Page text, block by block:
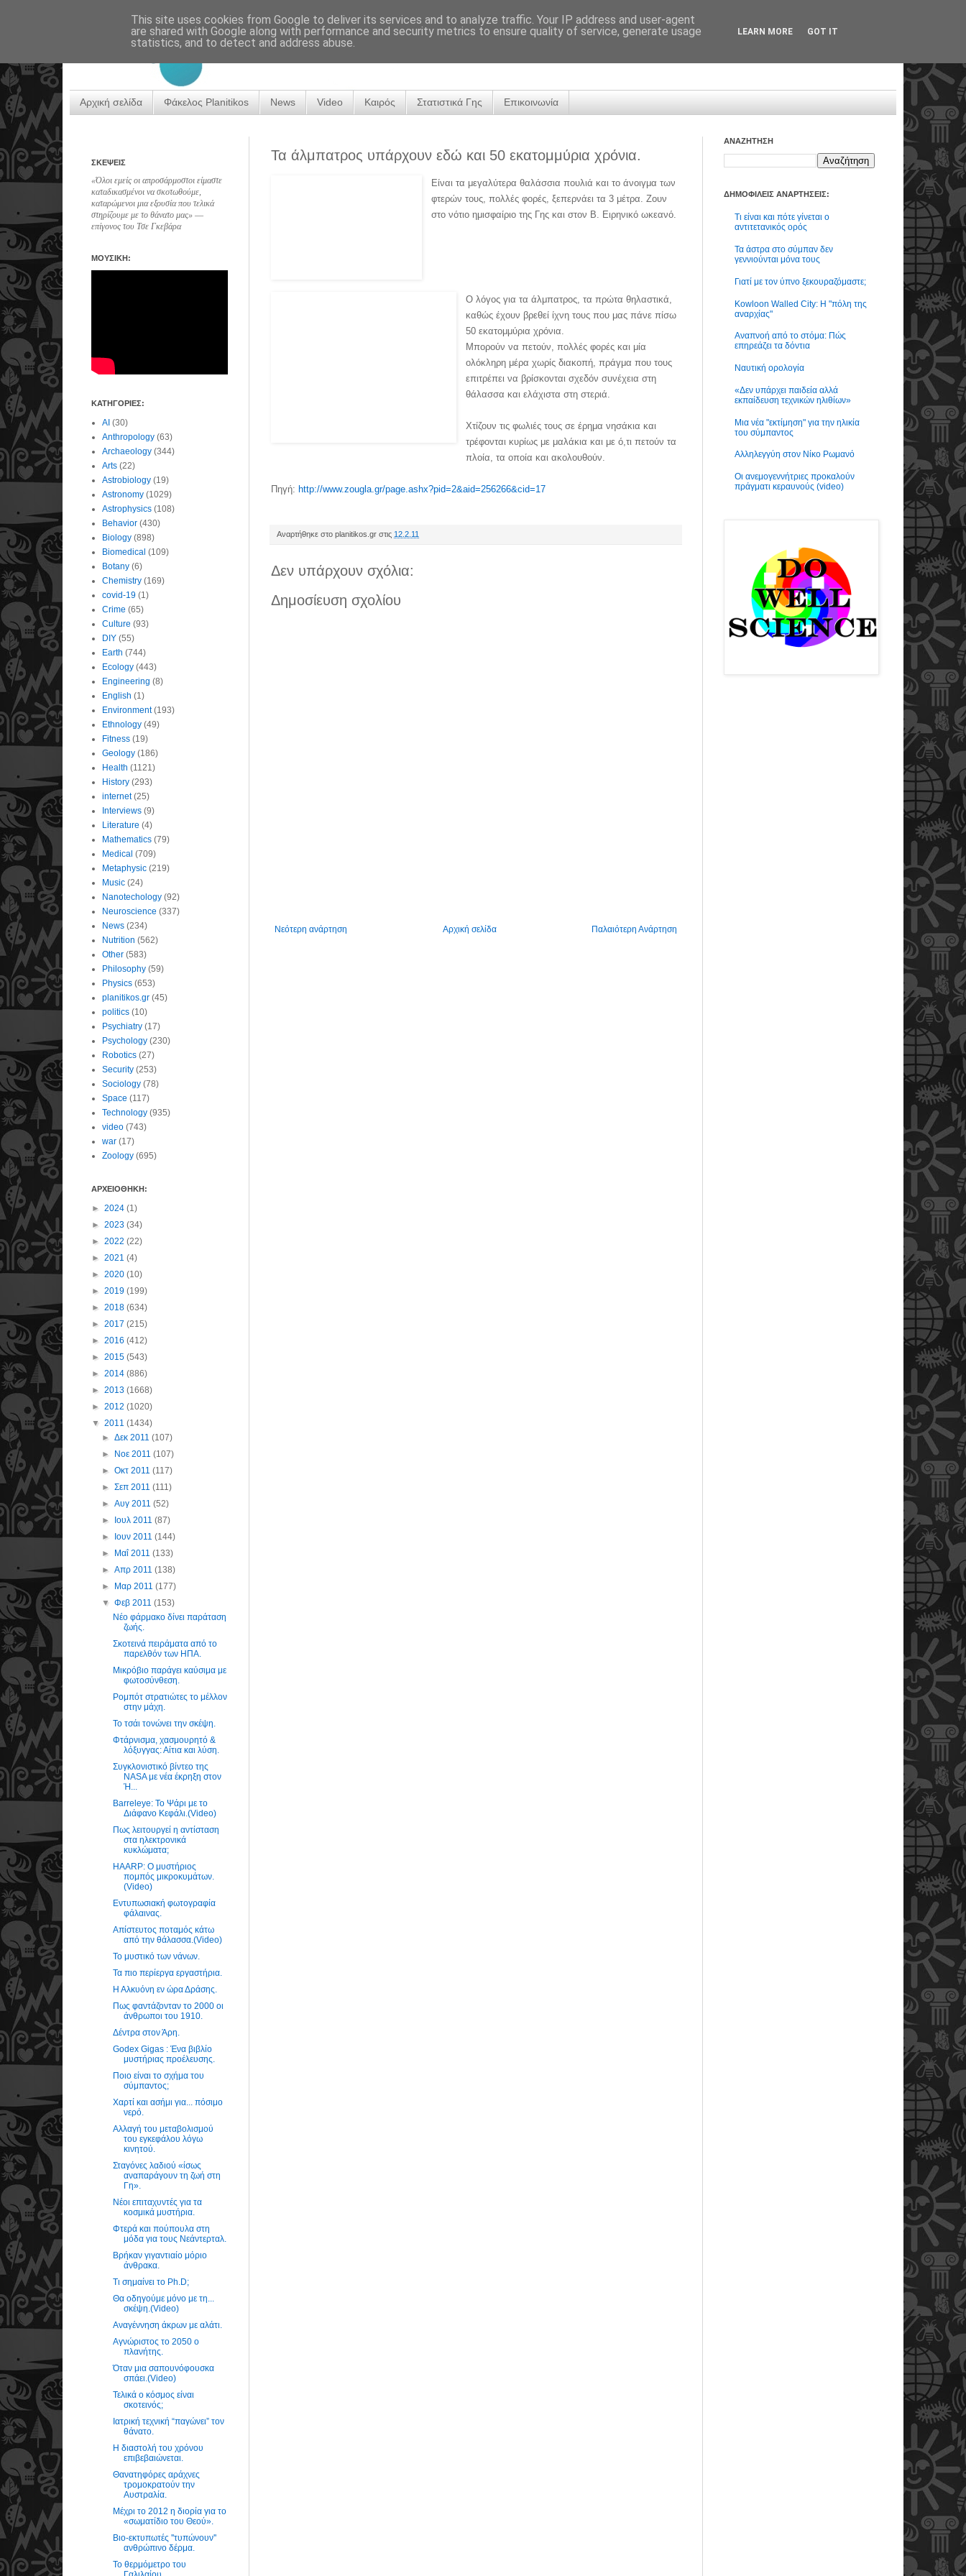
Αρχική σελίδα Φάκελος Planitikos News Video Καιρός Στατιστικά Γης Επικοινωνία
Τα άλμπατρος υπάρχουν εδώ και 50 εκατομμύρια χρόνια.
Είναι τα μεγαλύτερα θαλάσσια πουλιά και το άνοιγμα των
φτερών τους, πολλές φορές, ξεπερνάει τα 3 μέτρα. Ζουν
στο νότιο ημισφαίριο της Γης και στον Β. Ειρηνικό ωκεανό.
O λόγος για τα άλμπατρος, τα πρώτα θηλαστικά,
καθώς έχουν βρεθεί ίχνη τους που μας πάνε πίσω
50 εκατομμύρια χρόνια.
Μπορούν να πετούν, πολλές φορές και μία
ολόκληρη μέρα χωρίς διακοπή, πράγμα που τους
επιτρέπει να βρίσκονται σχεδόν συνέχεια στη
θάλασσα και ελάχιστα στη στεριά.
Χτίζουν τις φωλιές τους σε έρημα νησάκια και
τρέφονται κυρίως με μαλάκια και με ό,τι πετούν τα
πλοία, τα οποία και ακολουθούν.
Πηγή: http://www.zougla.gr/page.ashx?pid=2&aid=256266&cid=17
Αναρτήθηκε στο planitikos.gr στις 12.2.11
Δεν υπάρχουν σχόλια:
Δημοσίευση σχολίου
Νεότερη ανάρτηση Παλαιότερη Ανάρτηση
Αρχική σελίδα
ΣΚΕΨΕΙΣ
«Όλοι εμείς οι απροσάρμοστοι είμαστε
καταδικασμένοι να σκοτωθούμε,
καταρώμενοι μια εξουσία που τελικά
στηρίζουμε με το θάνατο μας» ―
επίγονος του Τσε Γκεβάρα
ΜΟΥΣΙΚΗ:
ΚΑΤΗΓΟΡΙΕΣ:
AI (30)
Anthropology (63)
Archaeology (344)
Arts (22)
Astrobiology (19)
Astronomy (1029)
Astrophysics (108)
Behavior (430)
Biology (898)
Biomedical (109)
Botany (6)
Chemistry (169)
covid-19 (1)
Crime (65)
Culture (93)
DIY (55)
Earth (744)
Ecology (443)
Engineering (8)
English (1)
Environment (193)
Ethnology (49)
Fitness (19)
Geology (186)
Health (1121)
History (293)
internet (25)
Interviews (9)
Literature (4)
Mathematics (79)
Medical (709)
Metaphysic (219)
Music (24)
Nanotechology (92)
Neuroscience (337)
News (234)
Nutrition (562)
Other (583)
Philosophy (59)
Physics (653)
planitikos.gr (45)
politics (10)
Psychiatry (17)
Psychology (230)
Robotics (27)
Security (253)
Sociology (78)
Space (117)
Technology (935)
video (743)
war (17)
Zoology (695)
ΑΡΧΕΙΟΘΗΚΗ:
► 2024 (1)
► 2023 (34)
► 2022 (22)
► 2021 (4)
► 2020 (10)
► 2019 (199)
► 2018 (634)
► 2017 (215)
► 2016 (412)
► 2015 (543)
► 2014 (886)
► 2013 (1668)
► 2012 (1020)
▼ 2011 (1434)
►Δεκ 2011(107)
► Νοε 2011(107)
►Οκτ 2011(117)
►Σεπ 2011(111)
►Αυγ 2011(52)
► Ιουλ 2011(87)
► Ιουν 2011(144)
► Μαΐ 2011(133)
►Απρ 2011(138)
► Μαρ 2011(177)
▼Φεβ 2011(153)
Νέο φάρμακο δίνει παράταση
ζωής.
Σκοτεινά πειράματα από το
παρελθόν των ΗΠΑ.
Μικρόβιο παράγει καύσιμα με
φωτοσύνθεση.
Ρομπότ στρατιώτες το μέλλον
στην μάχη.
Το τσάι τονώνει την σκέψη.
Φτάρνισμα, χασμουρητό &
λόξυγγας: Αίτια και λύση.
Συγκλονιστικό βίντεο της
NASA με νέα έκρηξη στον
Ή...
Barreleye: Το Ψάρι με το
Διάφανο Κεφάλι.(Video)
Πως λειτουργεί η αντίσταση
στα ηλεκτρονικά
κυκλώματα;
HAARP: Ο μυστήριος
πομπός μικροκυμάτων.
(Video)
Εντυπωσιακή φωτογραφία
φάλαινας.
Απίστευτος ποταμός κάτω
από την θάλασσα.(Video)
Το μυστικό των νάνων.
Τα πιο περίεργα εργαστήρια.
Η Αλκυόνη εν ώρα Δράσης.
Πως φαντάζονταν το 2000 οι
άνθρωποι του 1910.
Δέντρα στον Άρη.
Godex Gigas : Ένα βιβλίο
μυστήριας προέλευσης.
Ποιο είναι το σχήμα του
σύμπαντος;
Χαρτί και ασήμι για... πόσιμο
νερό.
Αλλαγή του μεταβολισμού
του εγκεφάλου λόγω
κινητού.
Σταγόνες λαδιού «ίσως
αναπαράγουν τη ζωή στη
Γη».
Νέοι επιταχυντές για τα
κοσμικά μυστήρια.
Φτερά και πούπουλα στη
μόδα για τους Νεάντερταλ.
Βρήκαν γιγαντιαίο μόριο
άνθρακα.
Τι σημαίνει το Ph.D;
Θα οδηγούμε μόνο με τη...
σκέψη.(Video)
Αναγέννηση άκρων με αλάτι.
Αγνώριστος το 2050 ο
πλανήτης.
Όταν μια σαπουνόφουσκα
σπάει.(Video)
Τελικά ο κόσμος είναι
σκοτεινός;
Ιατρική τεχνική “παγώνει” τον
θάνατο.
Η διαστολή του χρόνου
επιβεβαιώνεται.
Θανατηφόρες αράχνες
τρομοκρατούν την
Αυστραλία.
Μέχρι το 2012 η διορία για το
«σωματίδιο του Θεού».
Βιο-εκτυπωτές ''τυπώνουν''
ανθρώπινο δέρμα.
Το θερμόμετρο του
ΑΝΑΖΗΤΗΣΗ
ΔΗΜΟΦΙΛΕΙΣ ΑΝΑΡΤΗΣΕΙΣ:
Τι είναι και πότε γίνεται ο
αντιτετανικός ορός
Τα άστρα στο σύμπαν δεν
γεννιούνται μόνα τους
Γιατί με τον ύπνο ξεκουραζόμαστε;
Kowloon Walled City: Η "πόλη της
αναρχίας"
Αναπνοή από το στόμα: Πώς
επηρεάζει τα δόντια
Ναυτική ορολογία
«Δεν υπάρχει παιδεία αλλά
εκπαίδευση τεχνικών ηλιθίων»
Μια νέα "εκτίμηση" για την ηλικία
του σύμπαντος
Αλληλεγγύη στον Νίκο Ρωμανό
Οι ανεμογεννήτριες προκαλούν
πράγματι κεραυνούς (video)
This site uses cookies from Google to deliver its services and to analyze traffic. Your IP address and user-agent
are shared with Google along with performance and security metrics to ensure quality of service, generate usage
statistics, and to detect and address abuse.
LEARN MORE GOT IT